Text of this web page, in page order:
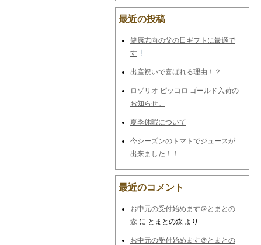
最近の投稿
健康志向の父の日ギフトに最適で
す
出産祝いで喜ばれる理由！？
ロゾリオ ピッコロ ゴールド入荷の
お知らせ。
夏季休暇について
今シーズンのトマトでジュースが
出来ました！！
最近のコメント
お中元の受付始めます＠とまとの
森 に とまとの森 より
お中元の受付始めます＠とまとの